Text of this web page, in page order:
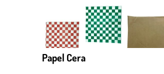
Papel Cera